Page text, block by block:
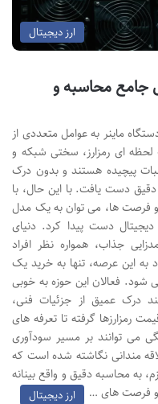
ارز دیجیتال
جامع محاسبه و
ماینر به عوامل متعددی از
ای رمزارز، سختی شبکه و
پیچیده هستند و بدون درک
دقیق دست یافت. با این حال، با
و فرصت ها، می توان به یک مدل
دیجیتال دست پیدا کرد. دنیای
جذاب، همواره نظر افراد
به این عرصه، تنها به خرید یک
شود. فعالان این حوزه به خوبی
درک عمیق از جزئیات فنی،
رمزارزها گرفته تا تعرفه های
می توانند بر مسیر سودآوری
مندانی نگاشته شده است که
به محاسبه دقیق و واقع بینانه
و فرصت های …
ارز دیجیتال